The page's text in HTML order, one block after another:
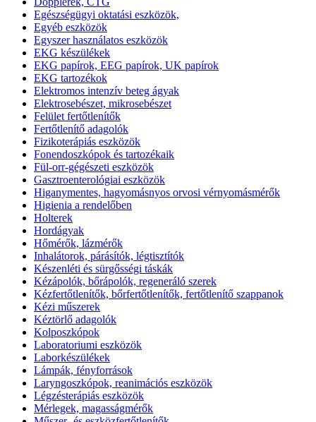
Egészségügyi oktatási eszközök,
Egyéb eszközök
Egyszer használatos eszközök
EKG készülékek
EKG papírok, EEG papírok, UK papírok
EKG tartozékok
Elektromos intenzív beteg ágyak
Elektrosebészet, mikrosebészet
Felület fertőtlenítők
Fertőtlenítő adagolók
Fizikoterápiás eszközök
Fonendoszkópok és tartozékaik
Fül-orr-gégészeti eszközök
Gasztroenterológiai eszközök
Higanymentes, hagyomásnyos orvosi vérnyomásmérők
Higienia a rendelőben
Holterek
Hordágyak
Hőmérők, lázmérők
Inhalátorok, párásítók, légtisztítók
Készenléti és sürgősségi táskák
Kézápolók, bőrápolók, regeneráló szerek
Kézfertőtlenítők, bőrfertőtlenítők, fertőtlenítő szappanok
Kézi műszerek
Kéztörlő adagolók
Kolposzkópok
Laboratoriumi eszközök
Laborkészülékek
Lámpák, fényforrások
Laryngoszkópok, reanimációs eszközök
Légzésterápiás eszközök
Mérlegek, magasságmérők